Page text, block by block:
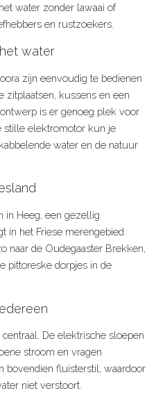
water zonder lawaai of
en rustzoekers.
water
zijn eenvoudig te bedienen
zitplaatsen, kussens en een
is er genoeg plek voor
stille elektromotor kun je
water en de natuur
in Heeg, een gezellig
in het Friese merengebied.
naar de Oudegaaster Brekken,
pittoreske dorpjes in de
De elektrische sloepen
stroom en vragen
bovendien fluisterstil, waardoor
niet verstoort.